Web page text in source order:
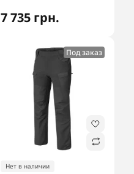
7 735 грн.
Под заказ
Нет в наличии